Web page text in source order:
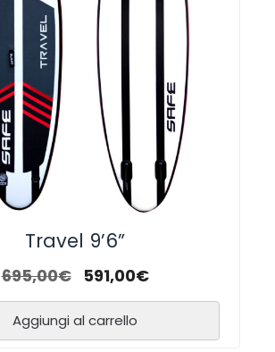
Travel 9’6”
695,00€ 591,00€
Aggiungi al carrello